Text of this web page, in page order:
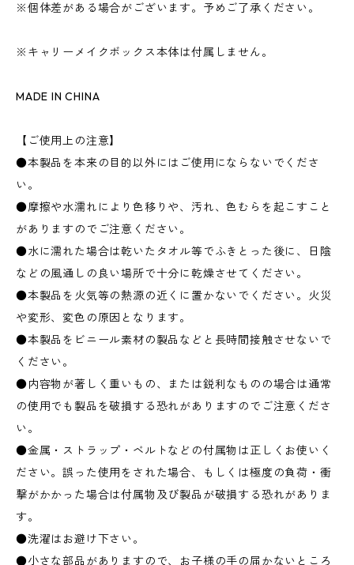
※個体差がある場合がございます。予めご了承ください。
※キャリーメイクボックス本体は付属しません。
MADE IN CHINA
【ご使用上の注意】
●本製品を本来の目的以外にはご使用にならないでくださ
い。
●摩擦や水濡れにより色移りや、汚れ、色むらを起こすこと
がありますのでご注意ください。
●水に濡れた場合は乾いたタオル等でふきとった後に、日陰
などの風通しの良い場所で十分に乾燥させてください。
●本製品を火気等の熱源の近くに置かないでください。火災
や変形、変色の原因となります。
●本製品をビニール素材の製品などと長時間接触させないで
ください。
●内容物が著しく重いもの、または鋭利なものの場合は通常
の使用でも製品を破損する恐れがありますのでご注意くださ
い。
●金属・ストラップ・ベルトなどの付属物は正しくお使いく
ださい。誤った使用をされた場合、もしくは極度の負荷・衝
撃がかかった場合は付属物及び製品が破損する恐れがありま
す。
●洗濯はお避け下さい。
●小さな部品がありますので、お子様の手の届かないところ